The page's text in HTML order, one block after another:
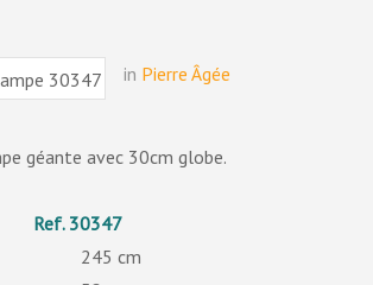
in Pierre Âgée
géante avec 30cm globe.
30347
245